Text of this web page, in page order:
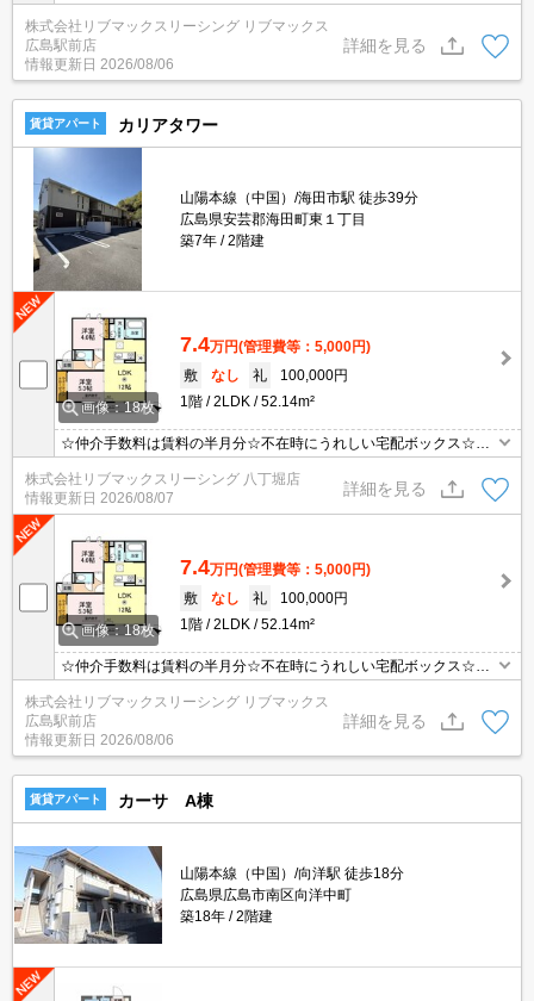
心☆近隣にスーパーやコンビニがあり住環境良好です☆便利な宅配
ボックスあり☆彡
株式会社リブマックスリーシング リブマックス
広島駅前店
情報更新日 2026/08/06
詳細を見る
賃貸アパート カリアタワー
山陽本線（中国）/海田市駅 徒歩39分
広島県安芸郡海田町東１丁目
築7年
2階建
画像：18枚
7.4万円(管理費等：5,000円)
敷
なし 礼
100,000円
1階
2LDK 52.14m²
☆仲介手数料は賃料の半月分☆不在時にうれしい宅配ボックス☆ネ
ステムキッチン☆追い焚き機能や温水洗浄便座など人気の室内設備
あり☆TV付きインターホンでセキュリティは安心☆彡
株式会社リブマックスリーシング 八丁堀店
情報更新日 2026/08/07
詳細を見る
画像：18枚
7.4万円(管理費等：5,000円)
敷
なし 礼
100,000円
1階
2LDK 52.14m²
☆仲介手数料は賃料の半月分☆不在時にうれしい宅配ボックス☆ネ
ステムキッチン☆追い焚き機能や温水洗浄便座など人気の室内設備
あり☆TV付きインターホンでセキュリティは安心☆彡
株式会社リブマックスリーシング リブマックス
広島駅前店
情報更新日 2026/08/06
詳細を見る
賃貸アパート カーサ A棟
山陽本線（中国）/向洋駅 徒歩18分
広島県広島市南区向洋中町
築18年
2階建